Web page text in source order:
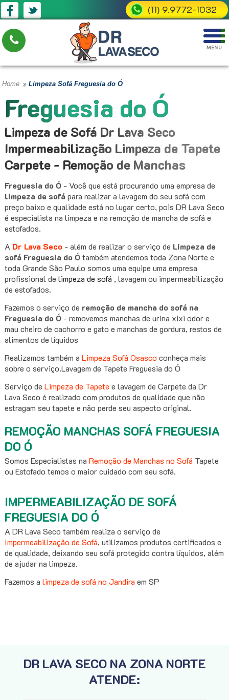
(11) 9.9772-1032
Home » Limpeza Sofá Freguesia do Ó
Freguesia do Ó
Limpeza de Sofá Dr Lava Seco
Impermeabilização Limpeza de Tapete
Carpete - Remoção de Manchas
Freguesia do Ó- Você que está procurando uma empresa de
limpeza de sofápara realizar a lavagem do seu sofá com
preço baixo e qualidade está no lugar certo, pois DR Lava Seco
é especialista na limpeza e na remoção de mancha de sofá e
estofados.
A Dr Lava Seco- além de realizar o serviço de Limpeza de
sofá Freguesia do Ótambém atendemos toda Zona Norte e
toda Grande São Paulo somos uma equipe uma empresa
profissional de limpeza de sofá , lavagem ou impermeabilização
de estofados.
Fazemos o serviço de remoção de mancha do sofá na
Freguesia do Ó- removemos manchas de urina xixi odor e
mau cheiro de cachorro e gato e manchas de gordura, restos de
alimentos de líquidos
Realizamos também a Limpeza Sofá Osasco conheça mais
sobre o serviço.Lavagem de Tapete Freguesia do Ó
Serviço de Limpeza de Tapete e lavagem de Carpete da Dr
Lava Seco é realizado com produtos de qualidade que não
estragam seu tapete e não perde seu aspecto original.
REMOÇÃO MANCHAS SOFÁ FREGUESIA
DO Ó
Somos Especialistas na Remoção de Manchas no Sofá Tapete
ou Estofado temos o maior cuidado com seu sofá.
IMPERMEABILIZAÇÃO DE SOFÁ
FREGUESIA DO Ó
A DR Lava Seco também realiza o serviço de
Impermeabilização de Sofá, utilizamos produtos certificados e
de qualidade, deixando seu sofá protegido contra líquidos, além
de ajudar na limpeza.
Fazemos a limpeza de sofá no Jandira em SP
DR LAVA SECO NA ZONA NORTE
ATENDE: